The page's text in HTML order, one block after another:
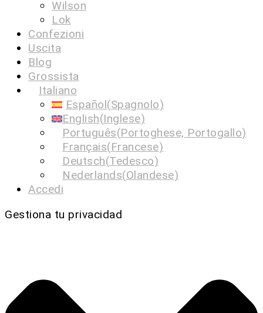
Wilson
Lok
Confezioni
Uscita
Blog
Grossista
Italiano
Español(Spagnolo)
English(Inglese)
Português(Portoghese, Portogallo)
Français(Francese)
Deutsch(Tedesco)
Nederlands(Olandese)
Accedi
Gestiona tu privacidad